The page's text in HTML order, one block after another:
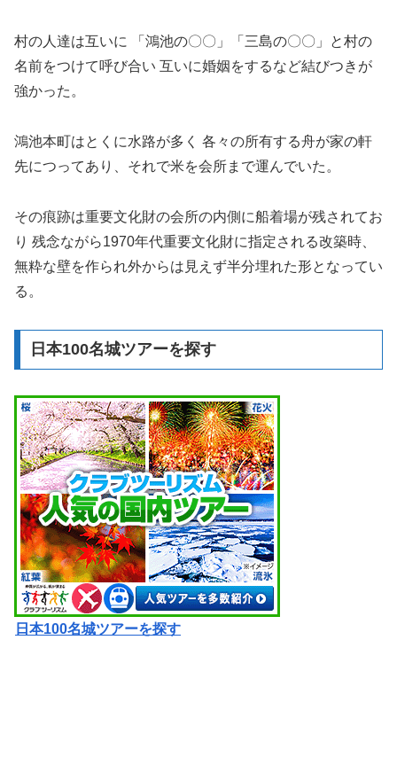
村の人達は互いに 「鴻池の〇〇」「三島の〇〇」と村の
名前をつけて呼び合い 互いに婚姻をするなど結びつきが
強かった。
鴻池本町はとくに水路が多く 各々の所有する舟が家の軒
先につってあり、それで米を会所まで運んでいた。
その痕跡は重要文化財の会所の内側に船着場が残されてお
り 残念ながら1970年代重要文化財に指定される改築時、
無粋な壁を作られ外からは見えず半分埋れた形となってい
る。
日本100名城ツアーを探す
日本100名城ツアーを探す